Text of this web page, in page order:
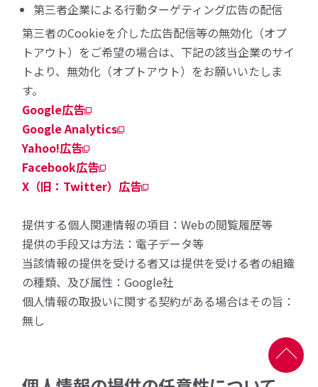
第三者企業による行動ターゲティング広告の配信
第三者のCookieを介した広告配信等の無効化（オプ
トアウト）をご希望の場合は、下記の該当企業のサイ
トより、無効化（オプトアウト）をお願いいたしま
す。
Google広告
Google Analytics
Yahoo!広告
Facebook広告
X（旧：Twitter）広告
提供する個人関連情報の項目：Webの閲覧履歴等
提供の手段又は方法：電子データ等
当該情報の提供を受ける者又は提供を受ける者の組織
の種類、及び属性：Google社
個人情報の取扱いに関する契約がある場合はその旨：
無し